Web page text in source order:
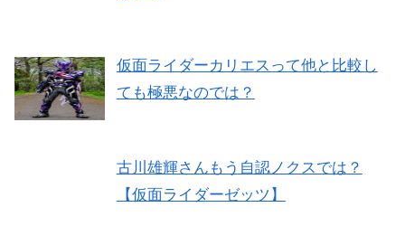
仮面ライダーカリエスって他と比較し
ても極悪なのでは？
古川雄輝さんもう自認ノクスでは？
【仮面ライダーゼッツ】